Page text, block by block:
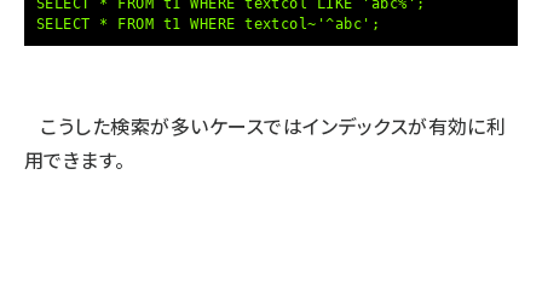
SELECT * FROM t1 WHERE textcol LIKE 'abc%';
SELECT * FROM t1 WHERE textcol~'^abc';
こうした検索が多いケースではインデックスが有効に利
用できます。